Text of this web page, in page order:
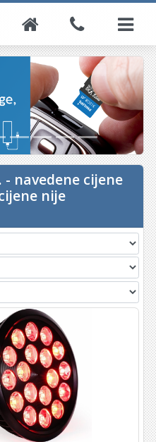
navedene cijene
nije